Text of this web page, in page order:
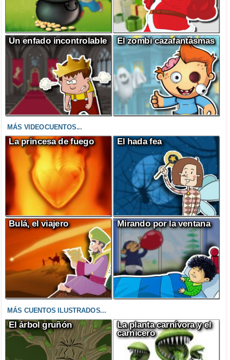
Un enfado incontrolable El zombi cazafantasmas
MÁS VIDEOCUENTOS...
La princesa de fuego El hada fea
Bulá, el viajero Mirando por la ventana
MÁS CUENTOS ILUSTRADOS...
El árbol gruñón
La planta carnívora y el
carnicero